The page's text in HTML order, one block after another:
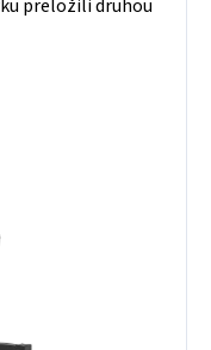
preložili druhou